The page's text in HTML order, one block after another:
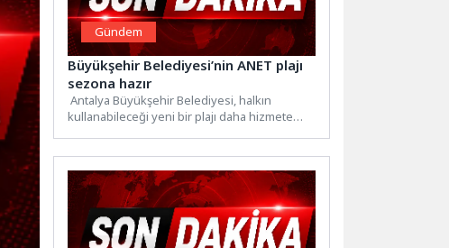
Gündem
Büyükşehir Belediyesi’nin ANET plajı
sezona hazır
Antalya Büyükşehir Belediyesi, halkın
kullanabileceği yeni bir plajı daha hizmete